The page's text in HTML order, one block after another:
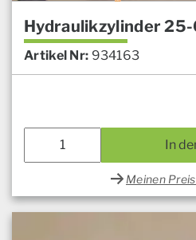
Hydraulikzylinder
Artikel Nr: 934163
In
Meinen